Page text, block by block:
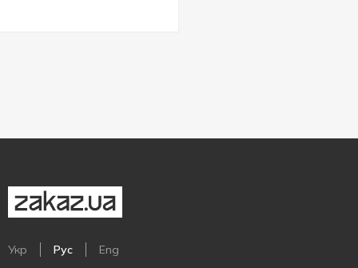
Укр Рус Eng